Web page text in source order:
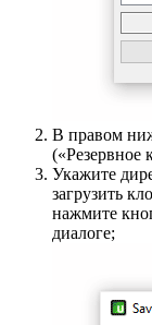
В правом
(«Резервное
Укажите
загрузить
нажмите
диалоге;